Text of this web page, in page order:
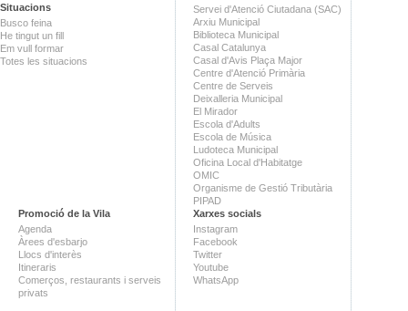
Situacions
Busco feina
He tingut un fill
Em vull formar
Totes les situacions
Servei d'Atenció Ciutadana (SAC)
Arxiu Municipal
Biblioteca Municipal
Casal Catalunya
Casal d'Avis Plaça Major
Centre d'Atenció Primària
Centre de Serveis
Deixalleria Municipal
El Mirador
Escola d'Adults
Escola de Música
Ludoteca Municipal
Oficina Local d'Habitatge
OMIC
Organisme de Gestió Tributària
PIPAD
Promoció de la Vila
Agenda
Àrees d'esbarjo
Llocs d'interès
Itineraris
Comerços, restaurants i serveis
privats
Xarxes socials
Instagram
Facebook
Twitter
Youtube
WhatsApp